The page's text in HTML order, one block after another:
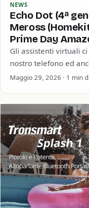
NEWS
Echo Dot (4ª
Meross
Prime Day
Gli assistenti virtuali
nostro telefono ed
Home, un…
Maggio 29, 2026 · 1 min